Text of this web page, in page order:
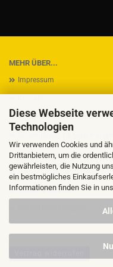
Diese Webseite
Technologien
Wir verwenden Cookies und
Drittanbietern, um die
gewährleisten, die Nutzung
ein bestmögliches
Informationen finden Sie in
MEHR ÜBER...
Impressum
Versand- &
Widerrufsrecht & Muster-
AGB
Privatsphäre und
Callback Service